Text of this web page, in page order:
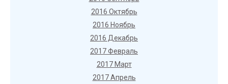
2016 Октябрь
2016 Ноябрь
2016 Декабрь
2017 Февраль
2017 Март
2017 Апрель